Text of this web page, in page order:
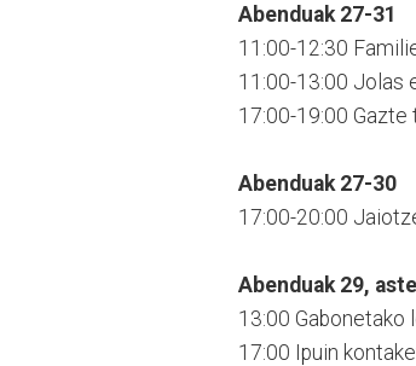
Abenduak 27-31
11:00-12:30
11:00-13:00 Jolas
17:00-19:00 Gazte
Abenduak 27-30
17:00-20:00
Abenduak 29,
13:00 Gabonetako
17:00 Ipuin